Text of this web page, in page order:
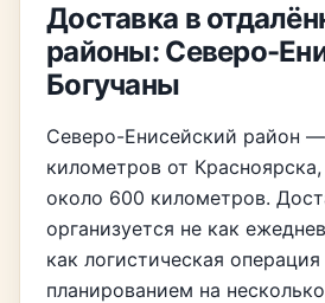
Доставка в
районы: Северо-
Богучаны
Северо-Енисейский район
километров от
около 600 километров.
организуется не как
как логистическая операция
планированием на